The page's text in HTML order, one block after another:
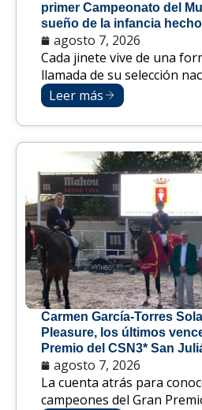
primer Campeonato del
sueño de la infancia
agosto 7, 2026
Cada jinete vive de una
llamada de su selección
Leer más
Carmen García-Torres
Pleasure, los últimos
Premio del CSN3* San
agosto 7, 2026
La cuenta atrás para
campeones del Gran